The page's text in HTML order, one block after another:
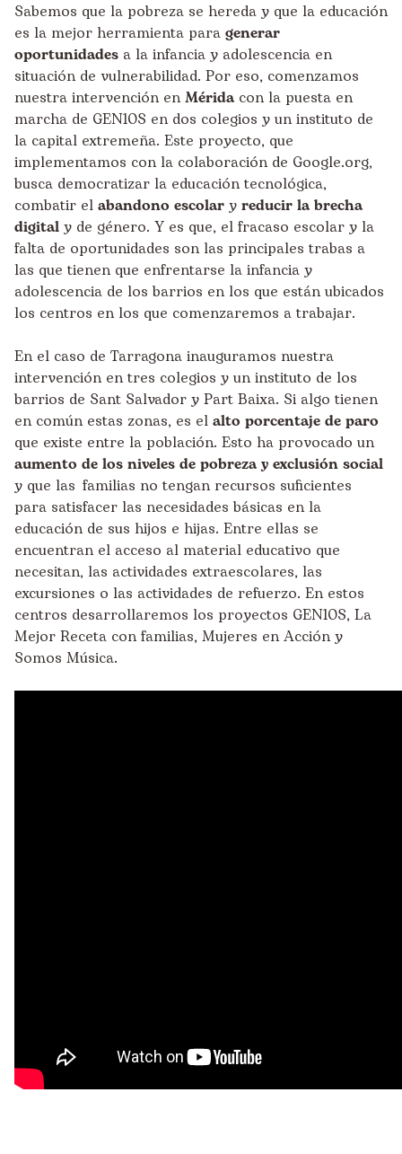
Sabemos que la pobreza se hereda y que la educación
es la mejor herramienta para generar
oportunidades a la infancia y adolescencia en
situación de vulnerabilidad. Por eso, comenzamos
nuestra intervención enMéridacon la puesta en
marcha de GEN10S en dos colegios y un instituto de
la capital extremeña. Este proyecto, que
implementamos con la colaboración de Google.org,
busca democratizar la educación tecnológica,
combatir el abandono escolar y reducir la brecha
digital y de género. Y es que, el fracaso escolar y la
falta de oportunidades son las principales trabas a
las que tienen que enfrentarse la infancia y
adolescencia de los barrios en los que están ubicados
los centros en los que comenzaremos a trabajar.
En el caso de Tarragona inauguramos nuestra
intervención en tres colegios y un instituto de los
barrios de Sant Salvador y Part Baixa. Si algo tienen
en común estas zonas, es el alto porcentaje de paro
que existe entre la población. Esto ha provocado un
aumento de los niveles de pobreza y exclusión social
y que las familias no tengan recursos suficientes
para satisfacer las necesidades básicas en la
educación de sus hijos e hijas. Entre ellas se
encuentran el acceso al material educativo que
necesitan, las actividades extraescolares, las
excursiones o las actividades de refuerzo. En estos
centros desarrollaremos los proyectos GEN10S, La
Mejor Receta con familias, Mujeres en Acción y
Somos Música.